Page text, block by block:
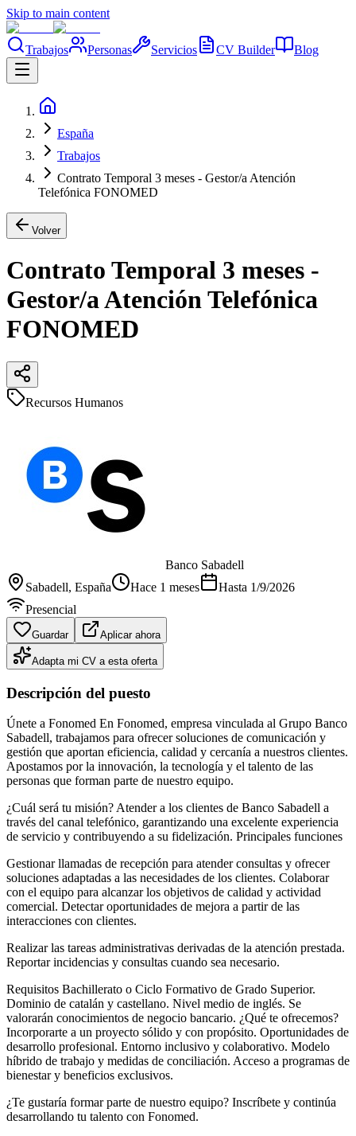
Skip to main content
Trabajos Personas Servicios CV Builder Blog
España
Trabajos
Contrato Temporal 3 meses - Gestor/a Atención
Telefónica FONOMED
Volver
Contrato Temporal 3 meses -
Gestor/a Atención Telefónica
FONOMED
Recursos Humanos
Banco Sabadell
Sabadell, España Hace 1 meses Hasta 1/9/2026
Presencial
Guardar Aplicar ahora
Adapta mi CV a esta oferta
Descripción del puesto
Únete a Fonomed En Fonomed, empresa vinculada al Grupo Banco
Sabadell, trabajamos para ofrecer soluciones de comunicación y
gestión que aportan eficiencia, calidad y cercanía a nuestros clientes.
Apostamos por la innovación, la tecnología y el talento de las
personas que forman parte de nuestro equipo.
¿Cuál será tu misión? Atender a los clientes de Banco Sabadell a
través del canal telefónico, garantizando una excelente experiencia
de servicio y contribuyendo a su fidelización. Principales funciones
Gestionar llamadas de recepción para atender consultas y ofrecer
soluciones adaptadas a las necesidades de los clientes. Colaborar
con el equipo para alcanzar los objetivos de calidad y actividad
comercial. Detectar oportunidades de mejora a partir de las
interacciones con clientes.
Realizar las tareas administrativas derivadas de la atención prestada.
Reportar incidencias y consultas cuando sea necesario.
Requisitos Bachillerato o Ciclo Formativo de Grado Superior.
Dominio de catalán y castellano. Nivel medio de inglés. Se
valorarán conocimientos de negocio bancario. ¿Qué te ofrecemos?
Incorporarte a un proyecto sólido y con propósito. Oportunidades de
desarrollo profesional. Entorno inclusivo y colaborativo. Modelo
híbrido de trabajo y medidas de conciliación. Acceso a programas de
bienestar y beneficios exclusivos.
¿Te gustaría formar parte de nuestro equipo? Inscríbete y continúa
desarrollando tu talento con Fonomed.